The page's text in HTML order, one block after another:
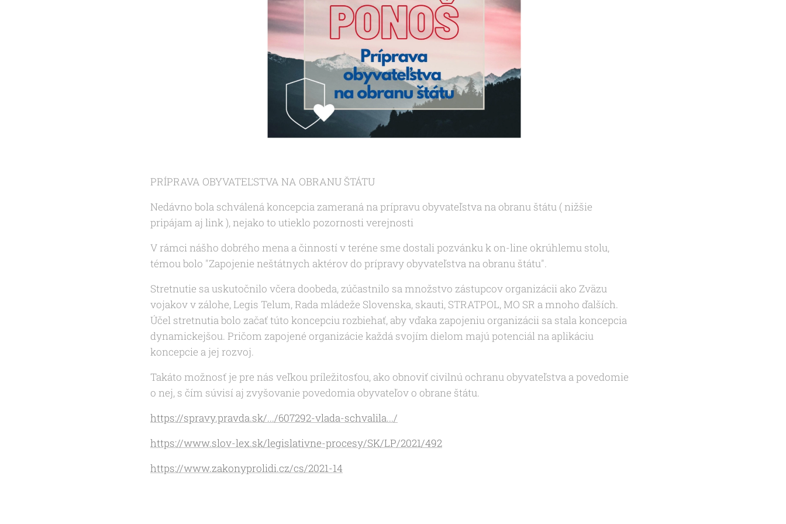
PRÍPRAVA OBYVATEĽSTVA NA OBRANU ŠTÁTU
Nedávno bola schválená koncepcia zameraná na prípravu obyvateľstva na obranu štátu ( nižšie
pripájam aj link ), nejako to utieklo pozornosti verejnosti
V rámci nášho dobrého mena a činností v teréne sme dostali pozvánku k on-line okrúhlemu stolu,
témou bolo "Zapojenie neštátnych aktérov do prípravy obyvateľstva na obranu štátu".
Stretnutie sa uskutočnilo včera doobeda, zúčastnilo sa množstvo zástupcov organizácii ako Zväzu
vojakov v zálohe, Legis Telum, Rada mládeže Slovenska, skauti, STRATPOL, MO SR a mnoho ďalších.
Účel stretnutia bolo začať túto koncepciu rozbiehať, aby vďaka zapojeniu organizácii sa stala koncepcia
dynamickejšou. Pričom zapojené organizácie každá svojím dielom majú potenciál na aplikáciu
koncepcie a jej rozvoj.
Takáto možnosť je pre nás veľkou príležitosťou, ako obnoviť civilnú ochranu obyvateľstva a povedomie
o nej, s čím súvisí aj zvyšovanie povedomia obyvateľov o obrane štátu.
https://spravy.pravda.sk/.../607292-vlada-schvalila.../
https://www.slov-lex.sk/legislativne-procesy/SK/LP/2021/492
https://www.zakonyprolidi.cz/cs/2021-14